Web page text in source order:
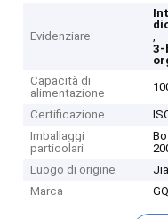
Evidenziare
,
3-
Capacità di
alimentazione
Certificazione
Imballaggi
particolari
Luogo di origine
Marca
GQ